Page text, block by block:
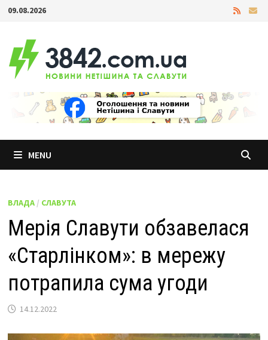
Skip
content
09.08.2026
MENU
ВЛАДА/ СЛАВУТА
Мерія Славути обзавелася
«Старлінком»: в мережу
потрапила сума угоди
14.12.2022